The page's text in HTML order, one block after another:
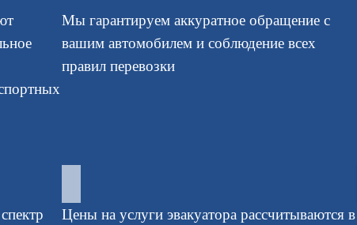
Мы гарантируем аккуратное обращение с
вашим автомобилем и соблюдение всех
правил перевозки
Цены на услуги эвакуатора рассчитываются в